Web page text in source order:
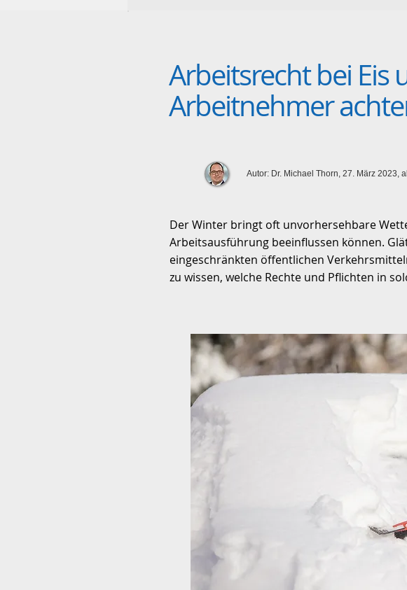
Arbeitsrecht bei Eis
Arbeitnehmer
Autor: Dr. Michael Thorn, 27. März 2023,
Der Winter bringt oft unvorhersehbare
Arbeitsausführung beeinflussen können.
eingeschränkten öffentlichen
zu wissen, welche Rechte und Pflichten in